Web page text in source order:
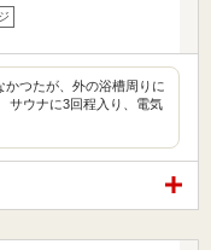
つたが、外の浴槽周りに
ウナに3回程入り、電気